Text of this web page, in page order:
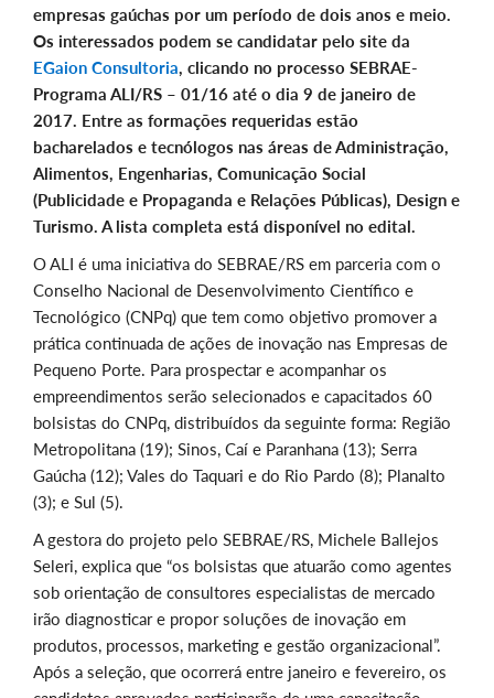
empresas gaúchas por um período de dois anos e meio.
Os interessados podem se candidatar pelo site da
EGaion Consultoria, clicando no processo SEBRAE-
Programa ALI/RS – 01/16 até o dia 9 de janeiro de
2017. Entre as formações requeridas estão
bacharelados e tecnólogos nas áreas de Administração,
Alimentos, Engenharias, Comunicação Social
(Publicidade e Propaganda e Relações Públicas), Design e
Turismo. A lista completa está disponível no edital.
O ALI é uma iniciativa do SEBRAE/RS em parceria com o
Conselho Nacional de Desenvolvimento Científico e
Tecnológico (CNPq) que tem como objetivo promover a
prática continuada de ações de inovação nas Empresas de
Pequeno Porte. Para prospectar e acompanhar os
empreendimentos serão selecionados e capacitados 60
bolsistas do CNPq, distribuídos da seguinte forma: Região
Metropolitana (19); Sinos, Caí e Paranhana (13); Serra
Gaúcha (12); Vales do Taquari e do Rio Pardo (8); Planalto
(3); e Sul (5).
A gestora do projeto pelo SEBRAE/RS, Michele Ballejos
Seleri, explica que “os bolsistas que atuarão como agentes
sob orientação de consultores especialistas de mercado
irão diagnosticar e propor soluções de inovação em
produtos, processos, marketing e gestão organizacional”.
Após a seleção, que ocorrerá entre janeiro e fevereiro, os